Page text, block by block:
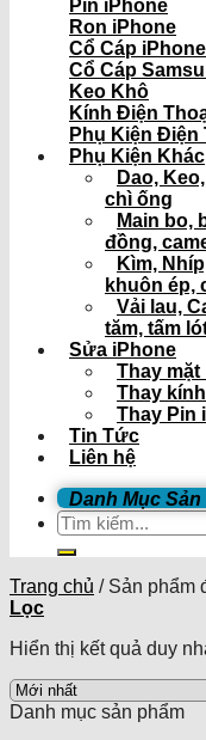
Pin iPhone
Ron iPhone
Cổ Cáp iPhone
Cổ Cáp
Keo Khô
Kính Điện
Phụ Kiện Điện
Phụ Kiện Khác
Dao,
chì ống
Main bo,
đồng,
Kìm,
khuôn ép,
Vải lau,
tăm, tấm
Sửa iPhone
Thay
Thay
Thay Pin
Tin Tức
Liên hệ
Tìm
kiếm:
Trang chủ /Sản phẩm
Lọc
Hiển thị kết quả duy
Danh mục sản phẩm